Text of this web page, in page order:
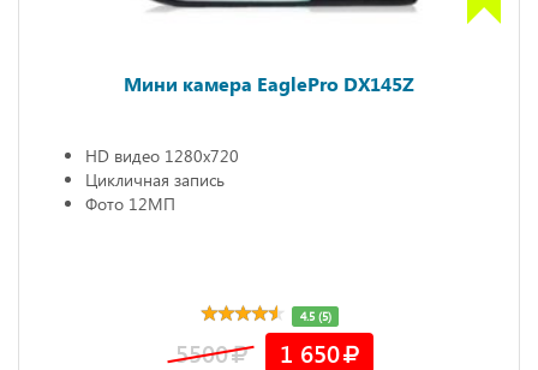
Мини камера EaglePro DX145Z
HD видео 1280х720
Цикличная запись
Фото 12МП
4.5 (5)
5500 1 650